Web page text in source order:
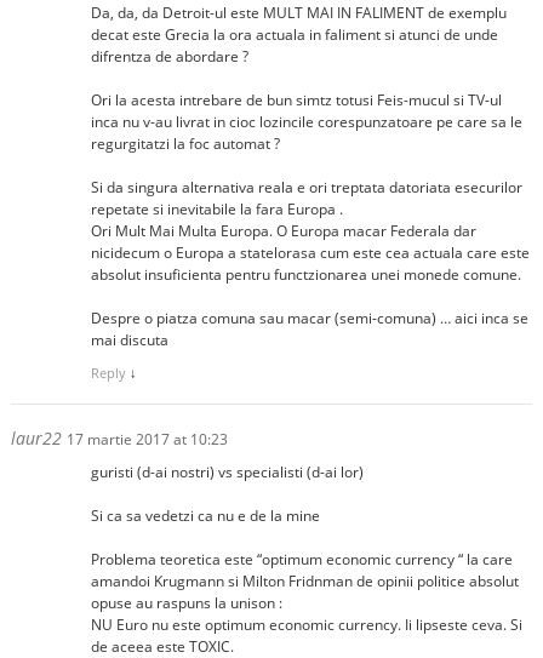
Da, da, da Detroit-ul este MULT MAI IN FALIMENT de exemplu
decat este Grecia la ora actuala in faliment si atunci de unde
difrentza de abordare ?
Ori la acesta intrebare de bun simtz totusi Feis-mucul si TV-ul
inca nu v-au livrat in cioc lozincile corespunzatoare pe care sa le
regurgitatzi la foc automat ?
Si da singura alternativa reala e ori treptata datoriata esecurilor
repetate si inevitabile la fara Europa .
Ori Mult Mai Multa Europa. O Europa macar Federala dar
nicidecum o Europa a statelorasa cum este cea actuala care este
absolut insuficienta pentru functzionarea unei monede comune.
Despre o piatza comuna sau macar (semi-comuna) … aici inca se
mai discuta
Reply ↓
laur22 17 martie 2017 at 10:23
guristi (d-ai nostri) vs specialisti (d-ai lor)
Si ca sa vedetzi ca nu e de la mine
Problema teoretica este “optimum economic currency “ la care
amandoi Krugmann si Milton Fridnman de opinii politice absolut
opuse au raspuns la unison :
NU Euro nu este optimum economic currency. Ii lipseste ceva. Si
de aceea este TOXIC.